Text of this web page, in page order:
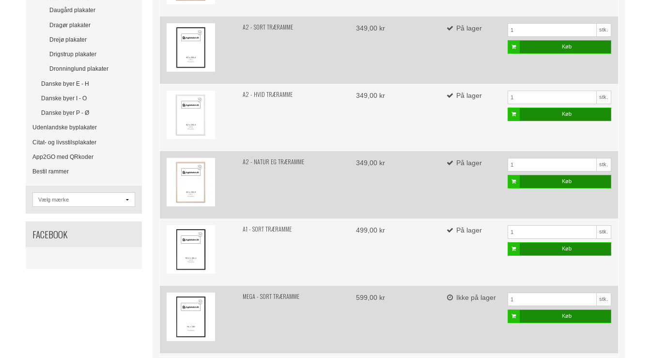
Daugård plakater
Dragør plakater
Drejø plakater
Drigstrup plakater
Dronninglund plakater
Danske byer E - H
Danske byer I - O
Danske byer P - Ø
Udenlandske byplakater
Citat- og livsstilsplakater
App2GO med QRkoder
Bestil rammer
FACEBOOK
A2 - SORT TRÆRAMME 349,00 kr På lager stk.
Køb
A2 - HVID TRÆRAMME 349,00 kr På lager stk.
Køb
A2 - NATUR EG TRÆRAMME 349,00 kr På lager stk.
Køb
A1 - SORT TRÆRAMME 499,00 kr På lager stk.
Køb
MEGA - SORT TRÆRAMME 599,00 kr Ikke på lager stk.
Køb